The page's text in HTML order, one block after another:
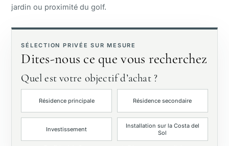
Jardin privé
Avec ascenseur
Première ligne de golf
Exclusivités
jardin ou proximité du golf.
SÉLECTION PRIVÉE SUR MESURE
Dites-nous ce que vous recherchez
Quel est votre objectif d’achat ?
Résidence principale Résidence secondaire
Investissement
Installation sur la Costa del
Sol